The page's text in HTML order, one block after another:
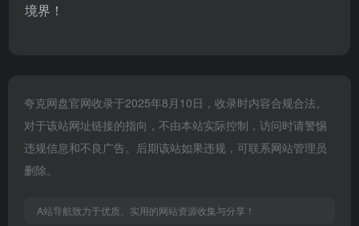
境界！
夸克网盘官网收录于2025年8月10日，收录时内容合规合法。
对于该站网址链接的指向，不由本站实际控制，访问时请警惕
违规信息和不良广告。后期该站如果违规，可联系网站管理员
删除。
A站导航致力于优质、实用的网站资源收集与分享！